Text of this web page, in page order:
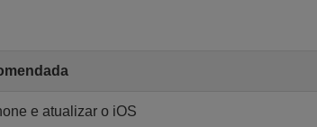
e atualizar o iOS